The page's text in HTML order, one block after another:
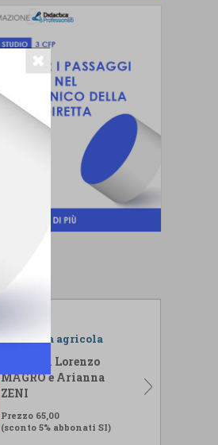
L'impresa agricola
A cura di Lorenzo
MAGRO e Arianna
ZENI
Prezzo 65,00
(sconto 5% abbonati SI)